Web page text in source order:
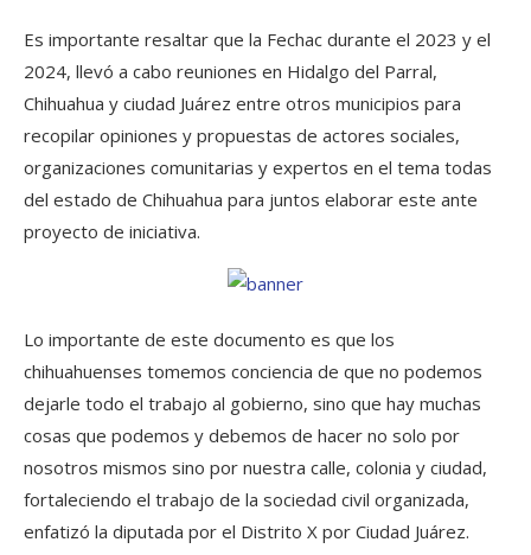
Es importante resaltar que la Fechac durante el 2023 y el
2024, llevó a cabo reuniones en Hidalgo del Parral,
Chihuahua y ciudad Juárez entre otros municipios para
recopilar opiniones y propuestas de actores sociales,
organizaciones comunitarias y expertos en el tema todas
del estado de Chihuahua para juntos elaborar este ante
proyecto de iniciativa.
Lo importante de este documento es que los
chihuahuenses tomemos conciencia de que no podemos
dejarle todo el trabajo al gobierno, sino que hay muchas
cosas que podemos y debemos de hacer no solo por
nosotros mismos sino por nuestra calle, colonia y ciudad,
fortaleciendo el trabajo de la sociedad civil organizada,
enfatizó la diputada por el Distrito X por Ciudad Juárez.